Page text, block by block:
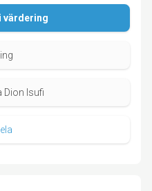
värdering
Dion Isufi